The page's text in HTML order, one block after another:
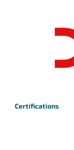
Certifications